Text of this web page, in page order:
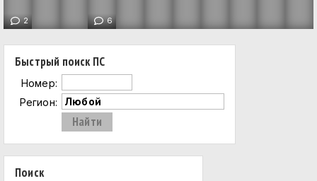
2 6
Быстрый поиск ПС
Номер:
Регион:
Поиск